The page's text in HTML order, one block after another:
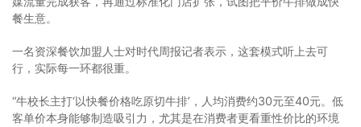
餐生意。
一名资深餐饮加盟人士对时代周报记者表示，这套模式听上去可
行，实际每一环都很重。
“牛校长主打‘以快餐价格吃原切牛排’，人均消费约30元至40元。低
客单价本身能够制造吸引力，尤其是在消费者更看重性价比的环境